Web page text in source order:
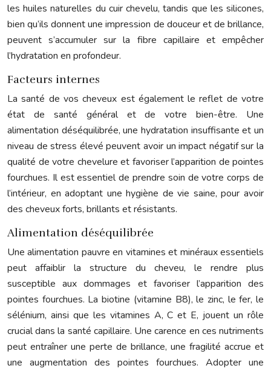
les huiles naturelles du cuir chevelu, tandis que les silicones,
bien qu’ils donnent une impression de douceur et de brillance,
peuvent s’accumuler sur la fibre capillaire et empêcher
l’hydratation en profondeur.
Facteurs internes
La santé de vos cheveux est également le reflet de votre
état de santé général et de votre bien-être. Une
alimentation déséquilibrée, une hydratation insuffisante et un
niveau de stress élevé peuvent avoir un impact négatif sur la
qualité de votre chevelure et favoriser l’apparition de pointes
fourchues. Il est essentiel de prendre soin de votre corps de
l’intérieur, en adoptant une hygiène de vie saine, pour avoir
des cheveux forts, brillants et résistants.
Alimentation déséquilibrée
Une alimentation pauvre en vitamines et minéraux essentiels
peut affaiblir la structure du cheveu, le rendre plus
susceptible aux dommages et favoriser l’apparition des
pointes fourchues. La biotine (vitamine B8), le zinc, le fer, le
sélénium, ainsi que les vitamines A, C et E, jouent un rôle
crucial dans la santé capillaire. Une carence en ces nutriments
peut entraîner une perte de brillance, une fragilité accrue et
une augmentation des pointes fourchues. Adopter une